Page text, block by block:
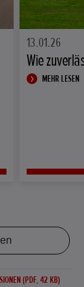
13.01.26
Wie
MEHR LESEN
(PDF, 42 KB)